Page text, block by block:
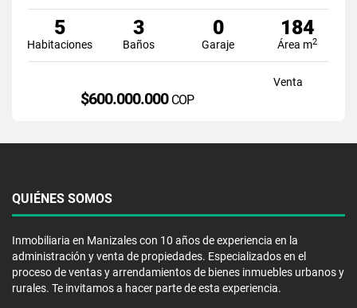
5
Habitaciones
3
Baños
0
Garaje
184
Área m2
Venta
$600.000.000 COP
QUIÉNES SOMOS
Inmobiliaria en Manizales con 10 años de experiencia en la
administración y venta de propiedades. Especializados en el
proceso de ventas y arrendamientos de bienes inmuebles urbanos y
rurales. Te invitamos a hacer parte de esta experiencia.